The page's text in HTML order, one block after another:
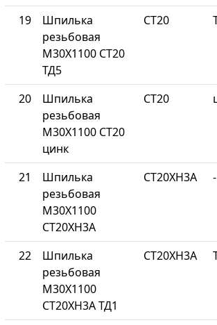
19
Шпилька
резьбовая
М30Х1100 СТ20
ТД5
СТ20
20
Шпилька
резьбовая
М30Х1100 СТ20
цинк
СТ20
21
Шпилька
резьбовая
М30Х1100
СТ20ХН3А
СТ20ХН3А -
22
Шпилька
резьбовая
М30Х1100
СТ20ХН3А ТД1
СТ20ХН3А